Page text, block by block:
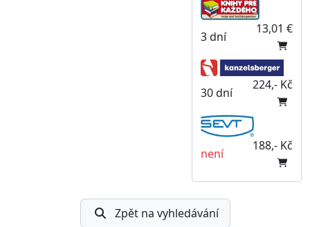
3 dní
13,01 €
30 dní
224,- Kč
není
188,- Kč
Zpět na vyhledávání